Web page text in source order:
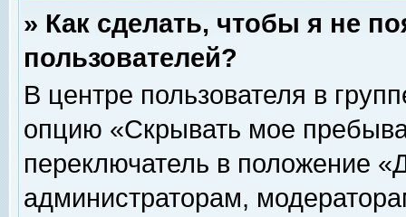
» Как сделать, чтобы я не
пользователей?
В центре пользователя в
опцию «Скрывать мое
переключатель в положение
администраторам,